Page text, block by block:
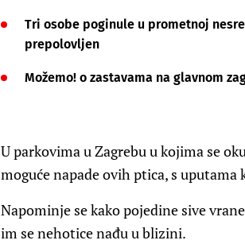
Tri osobe poginule u prometnoj
prepolovljen
Možemo! o zastavama na glavnom
U parkovima u Zagrebu u kojima se
moguće napade ovih ptica, s uputama
Napominje se kako pojedine sive
im se nehotice nađu u blizini.